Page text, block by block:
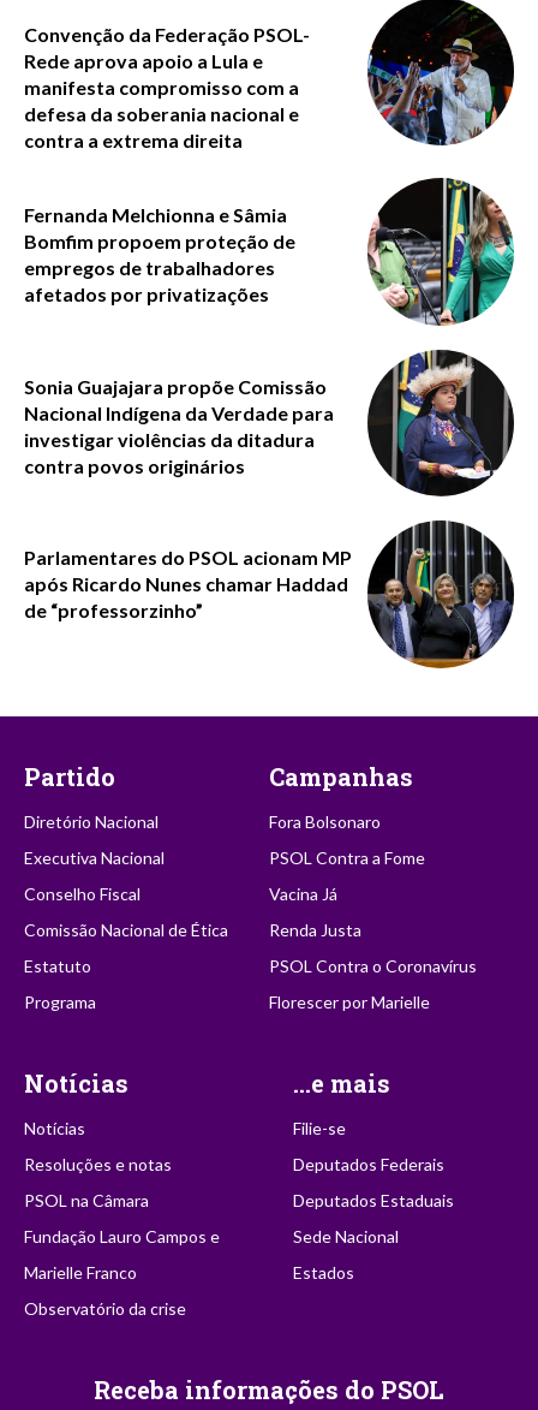
Convenção da Federação PSOL-
Rede aprova apoio a Lula e
manifesta compromisso com a
defesa da soberania nacional e
contra a extrema direita
Fernanda Melchionna e Sâmia
Bomfim propoem proteção de
empregos de trabalhadores
afetados por privatizações
Sonia Guajajara propõe Comissão
Nacional Indígena da Verdade para
investigar violências da ditadura
contra povos originários
Parlamentares do PSOL acionam MP
após Ricardo Nunes chamar Haddad
de “professorzinho”
Partido
Diretório Nacional
Executiva Nacional
Conselho Fiscal
Comissão Nacional de Ética
Estatuto
Programa
Campanhas
Fora Bolsonaro
PSOL Contra a Fome
Vacina Já
Renda Justa
PSOL Contra o Coronavírus
Florescer por Marielle
Notícias
Notícias
Resoluções e notas
PSOL na Câmara
Fundação Lauro Campos e
Marielle Franco
Observatório da crise
...e mais
Filie-se
Deputados Federais
Deputados Estaduais
Sede Nacional
Estados
Receba informações do PSOL